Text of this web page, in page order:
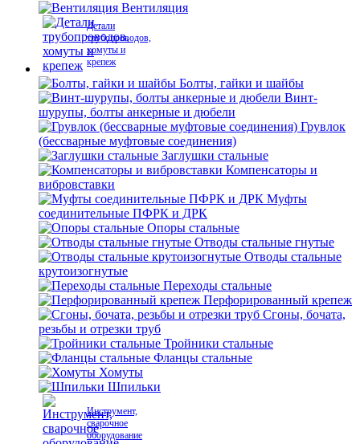
Вентиляция
Детали
трубопроводов,
хомуты и
крепеж
Болты, гайки и шайбы
Винт-
шурупы, болты анкерные и дюбели
Грувлок
(бессварные муфтовые соединения)
Заглушки стальные
Компенсаторы и
вибровставки
Муфты
соединительные ПФРК и ДРК
Опоры стальные
Отводы стальные гнутые
Отводы стальные
крутоизогнутые
Переходы стальные
Перфорированный крепеж
Сгоны, бочата,
резьбы и отрезки труб
Тройники стальные
Фланцы стальные
Хомуты
Шпильки
Инструмент,
сварочное
оборудование